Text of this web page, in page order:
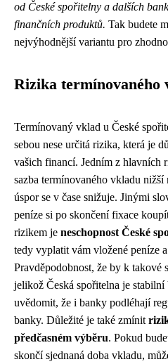
od České spořitelny a dalších
finančních produktů. Tak budete
nejvýhodnější variantu pro
Rizika termínovaného
Termínovaný vklad u České
sebou nese určitá rizika, která je
vašich financí. Jedním z hlavních
sazba termínovaného vkladu
úspor se v čase snižuje. Jinými
peníze si po skončení fixace
rizikem je neschopnost České
tedy vyplatit vám vložené peníze
Pravděpodobnost, že by k takové
jelikož Česká spořitelna je stabilní
uvědomit, že i banky podléhají
banky. Důležité je také zmínit
předčasném výběru. Pokud
skončí sjednaná doba vkladu,